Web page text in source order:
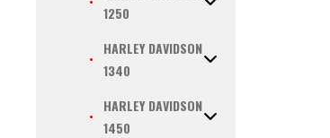
1250
HARLEY DAVIDSON
1340
HARLEY DAVIDSON
1450